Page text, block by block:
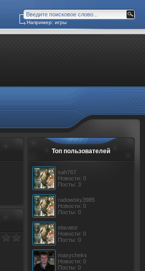
Например: игры
Топ пользователей
sah767
Новости: 0
Посты: 3
radowsky3985
Новости: 0
Посты: 0
elavator
Новости: 0
Посты: 0
maxycheks
Новости: 0
Посты: 0